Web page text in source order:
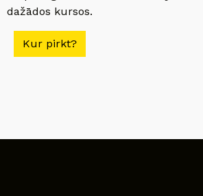
dažādos kursos.
Kur pirkt?